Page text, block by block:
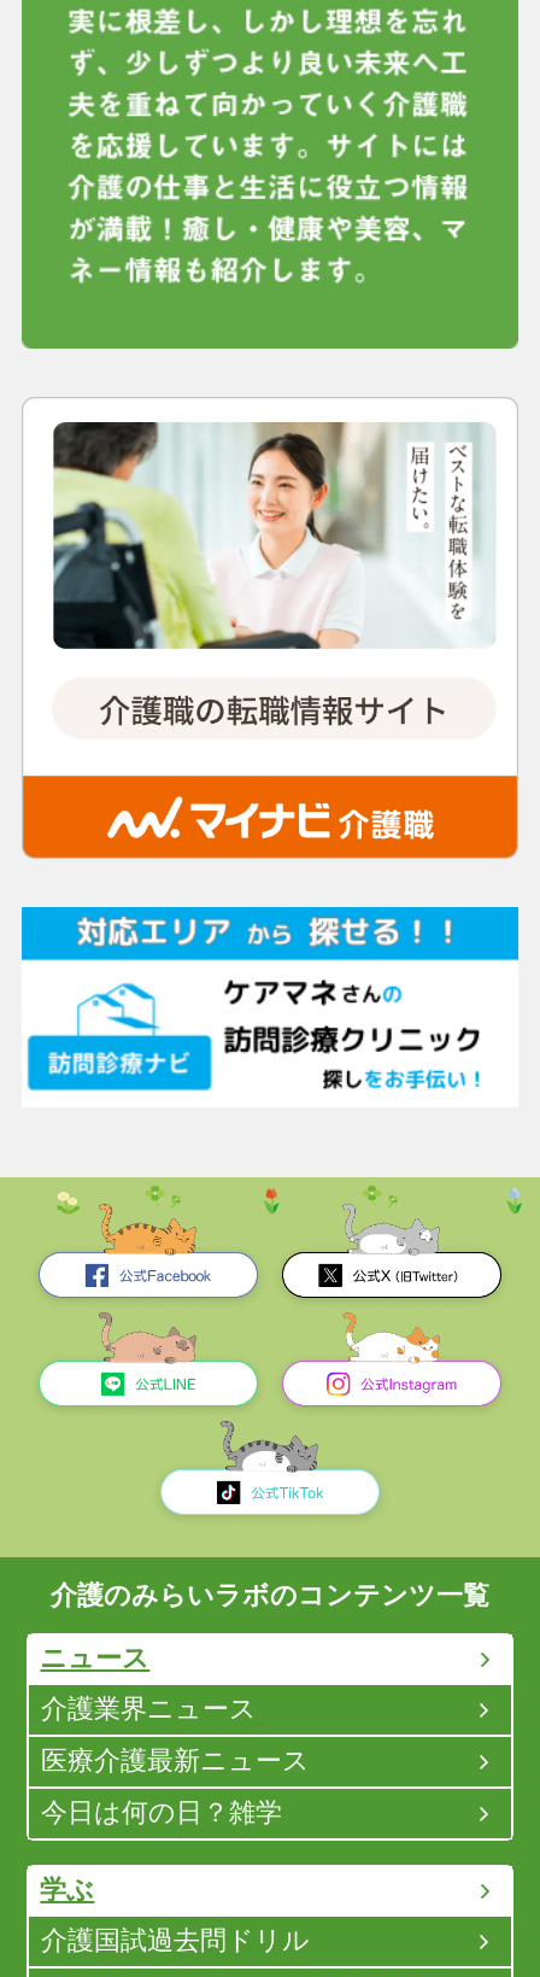
介護のみらいラボのコンテンツ一覧
ニュース
介護業界ニュース
医療介護最新ニュース
今日は何の日？雑学
学ぶ
介護国試過去問ドリル